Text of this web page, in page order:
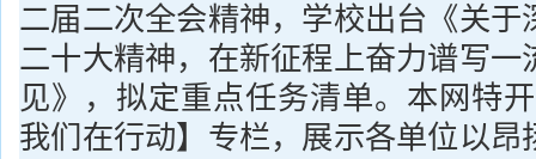
二届二次全会精神，学校出台《关于
二十大精神，在新征程上奋力谱写一
见》，拟定重点任务清单。本网特
我们在行动】专栏，展示各单位以昂